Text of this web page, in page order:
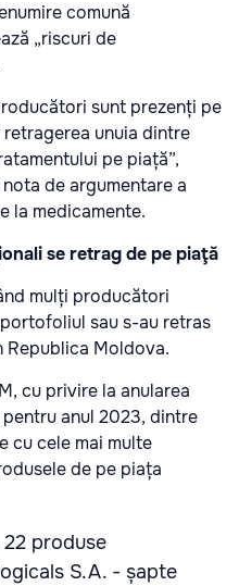
comună
„riscuri de
sunt prezenți pe
unuia dintre
pe piață”,
de argumentare a
la medicamente.
se retrag de pe piaţă
mulți producători
sau s-au retras
Republica Moldova.
cu privire la anularea
anul 2023, dintre
cu cele mai multe
de pe piața
produse
S.A. - șapte